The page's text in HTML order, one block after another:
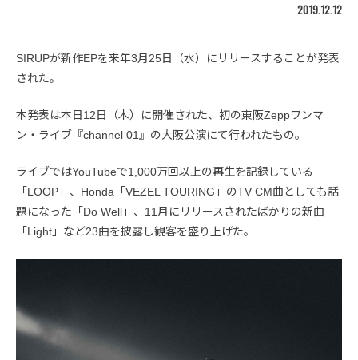
2019.12.12
SIRUPが新作EPを来年3月25日（水）にリリースすることが発表
された。
本発表は本日12日（木）に開催された、初の東阪Zeppワンマ
ン・ライブ『channel 01』の大阪公演にて行われたもの。
ライブではYouTubeで1,000万回以上の再生を記録している
「LOOP」、Honda「VEZEL TOURING」のTV CM曲としても話
題になった「Do Well」、11月にリリースされたばかりの新曲
「Light」など23曲を披露し観客を盛り上げた。